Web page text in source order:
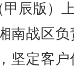
甲辰版）
南战区
坚定客